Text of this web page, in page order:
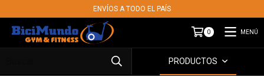
ENVÍOS A TODO EL PAÍS
0 MENÚ
PRODUCTOS